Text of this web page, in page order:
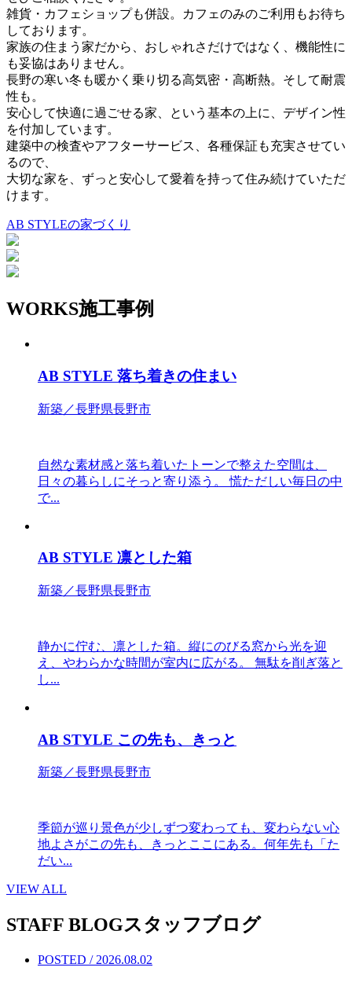
雑貨・カフェショップも併設。カフェのみのご利用もお待ち
しております。
家族の住まう家だから、おしゃれさだけではなく、機能性に
も妥協はありません。
長野の寒い冬も暖かく乗り切る高気密・高断熱。そして耐震
性も。
安心して快適に過ごせる家、という基本の上に、デザイン性
を付加しています。
建築中の検査やアフターサービス、各種保証も充実させてい
るので、
大切な家を、ずっと安心して愛着を持って住み続けていただ
けます。
AB STYLEの家づくり
WORKS施工事例
AB STYLE 落ち着きの住まい
新築／長野県長野市
自然な素材感と落ち着いたトーンで整えた空間は、
日々の暮らしにそっと寄り添う。 慌ただしい毎日の中
で...
AB STYLE 凛とした箱
新築／長野県長野市
静かに佇む、凛とした箱。縦にのびる窓から光を迎
え、やわらかな時間が室内に広がる。 無駄を削ぎ落と
し...
AB STYLE この先も、きっと
新築／長野県長野市
季節が巡り景色が少しずつ変わっても、変わらない心
地よさがこの先も、きっとここにある。何年先も「た
だい...
VIEW ALL
STAFF BLOGスタッフブログ
POSTED / 2026.08.02